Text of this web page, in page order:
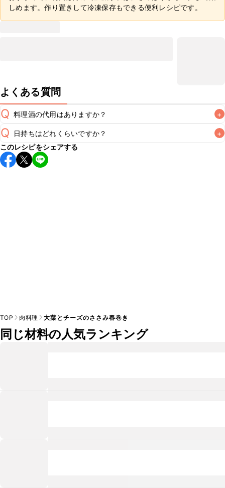
しめます。作り置きして冷凍保存もできる便利レシピです。
よくある質問
Q 料理酒の代用はありますか？ +
A
Q 日持ちはどれくらいですか？ +
保存期間は冷蔵で翌日中が目安です。なるべくお早めにお召
し上がりください。
このレシピをシェアする
TOP 肉料理 大葉とチーズのささみ春巻き
同じ材料の人気ランキング